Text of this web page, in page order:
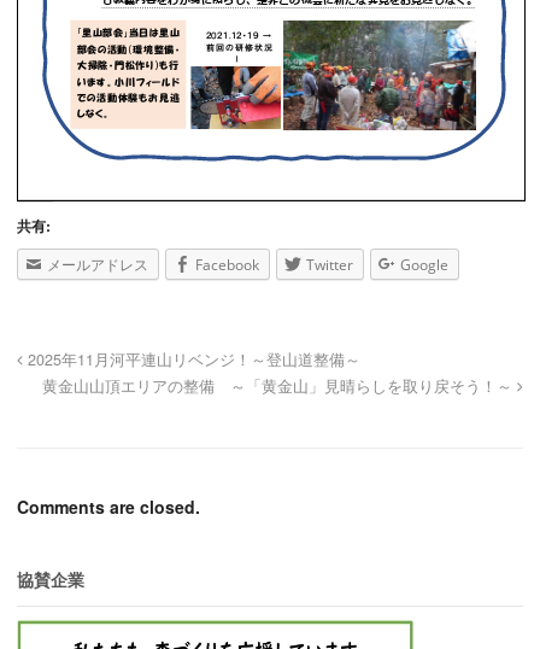
共有:
メールアドレス Facebook Twitter Google
2025年11月河平連山リベンジ！～登山道整備～
黄金山山頂エリアの整備 ～「黄金山」見晴らしを取り戻そう！～
Comments are closed.
協賛企業